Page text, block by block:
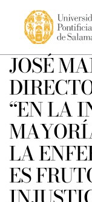
JOSÉ
“EN LA
LA
ES